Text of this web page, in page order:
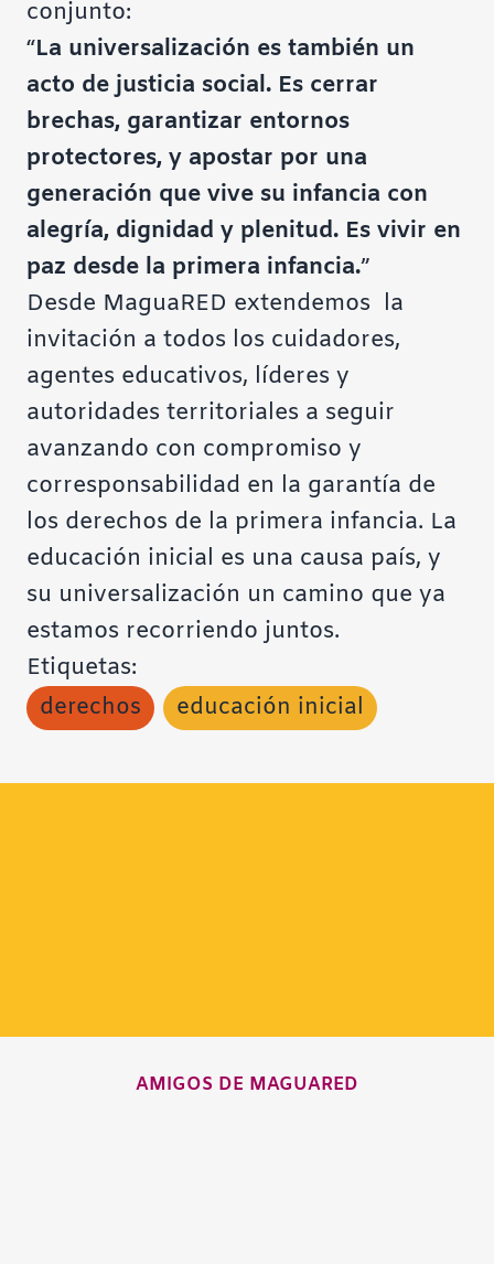
conjunto:
“La universalización es también un
acto de justicia social. Es cerrar
brechas, garantizar entornos
protectores, y apostar por una
generación que vive su infancia con
alegría, dignidad y plenitud. Es vivir en
paz desde la primera infancia.”
Desde MaguaRED extendemos la
invitación a todos los cuidadores,
agentes educativos, líderes y
autoridades territoriales a seguir
avanzando con compromiso y
corresponsabilidad en la garantía de
los derechos de la primera infancia. La
educación inicial es una causa país, y
su universalización un camino que ya
estamos recorriendo juntos.
Etiquetas:
derechos
educación inicial
AMIGOS DE MAGUARED